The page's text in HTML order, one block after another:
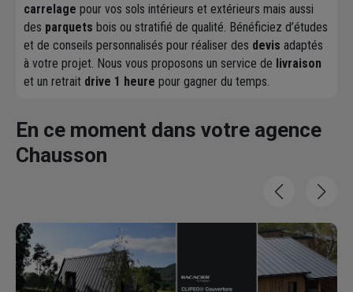
carrelage pour vos sols intérieurs et extérieurs mais aussi
des parquets bois ou stratifié de qualité. Bénéficiez d’études
et de conseils personnalisés pour réaliser des devis adaptés
à votre projet. Nous vous proposons un service de livraison
et un retrait drive 1 heure pour gagner du temps.
En ce moment dans votre agence
Chausson